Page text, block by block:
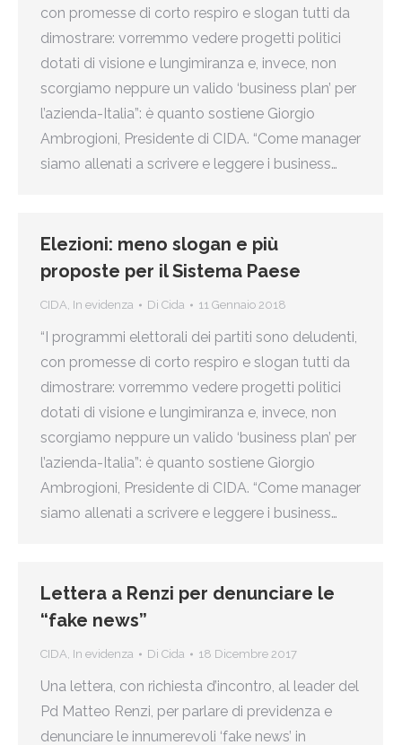
con promesse di corto respiro e slogan tutti da
dimostrare: vorremmo vedere progetti politici
dotati di visione e lungimiranza e, invece, non
scorgiamo neppure un valido ‘business plan’ per
l’azienda-Italia”: è quanto sostiene Giorgio
Ambrogioni, Presidente di CIDA. “Come manager
siamo allenati a scrivere e leggere i business…
Elezioni: meno slogan e più
proposte per il Sistema Paese
CIDA, In evidenza Di Cida 11 Gennaio 2018
“I programmi elettorali dei partiti sono deludenti,
con promesse di corto respiro e slogan tutti da
dimostrare: vorremmo vedere progetti politici
dotati di visione e lungimiranza e, invece, non
scorgiamo neppure un valido ‘business plan’ per
l’azienda-Italia”: è quanto sostiene Giorgio
Ambrogioni, Presidente di CIDA. “Come manager
siamo allenati a scrivere e leggere i business…
Lettera a Renzi per denunciare le
“fake news”
CIDA, In evidenza Di Cida 18 Dicembre 2017
Una lettera, con richiesta d’incontro, al leader del
Pd Matteo Renzi, per parlare di previdenza e
denunciare le innumerevoli ‘fake news’ in